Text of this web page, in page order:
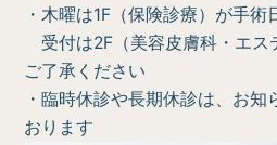
・木曜は1F（保険診療）が手術
受付は2F（美容皮膚科・エス
ご了承ください
・臨時休診や長期休診は、お
おります